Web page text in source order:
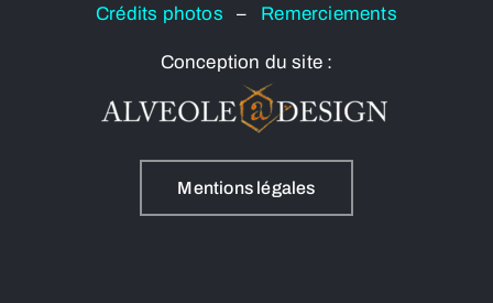
Crédits photos– Remerciements
Conception du site :
Mentions légales